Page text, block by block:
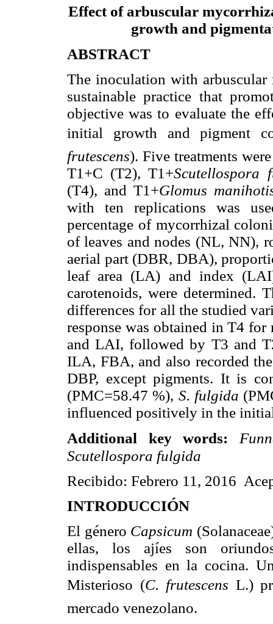
Effect of arbuscular
growth and
ABSTRACT
The inoculation with
sustainable practice that
objective was to evaluate the
initial growth and pigment
frutescens).Five treatments
T1+C (T2), T1+Scutellospora
(T4), and T1+Glomus
with ten replications was
percentage of mycorrhizal
of leaves and nodes (NL, NN),
aerial part (DBR, DBA),
leaf area (LA) and index
carotenoids, were determined.
differences for all the studied
response was obtained in T4
and LAI, followed by T3 and
ILA, FBA, and also recorded
DBP, except pigments. It is
(PMC=58.47 %), S. fulgida
influenced positively in the
Additional key words:
Scutellospora fulgida
Recibido: Febrero 11, 2016
INTRODUCCIÓN
El género Capsicum
ellas, los ajíes son
indispensables en la cocina.
Misterioso (C. frutescens L.)
mercado venezolano.